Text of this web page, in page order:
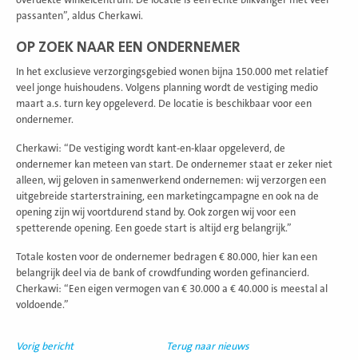
passanten”, aldus Cherkawi.
OP ZOEK NAAR EEN ONDERNEMER
In het exclusieve verzorgingsgebied wonen bijna 150.000 met relatief
veel jonge huishoudens. Volgens planning wordt de vestiging medio
maart a.s. turn key opgeleverd. De locatie is beschikbaar voor een
ondernemer.
Cherkawi: “De vestiging wordt kant-en-klaar opgeleverd, de
ondernemer kan meteen van start. De ondernemer staat er zeker niet
alleen, wij geloven in samenwerkend ondernemen: wij verzorgen een
uitgebreide starterstraining, een marketingcampagne en ook na de
opening zijn wij voortdurend stand by. Ook zorgen wij voor een
spetterende opening. Een goede start is altijd erg belangrijk.”
Totale kosten voor de ondernemer bedragen € 80.000, hier kan een
belangrijk deel via de bank of crowdfunding worden gefinancierd.
Cherkawi: “Een eigen vermogen van € 30.000 a € 40.000 is meestal al
voldoende.”
Vorig bericht Terug naar nieuws